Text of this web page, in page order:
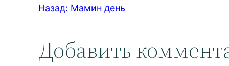
Назад: Мамин день
Добавить